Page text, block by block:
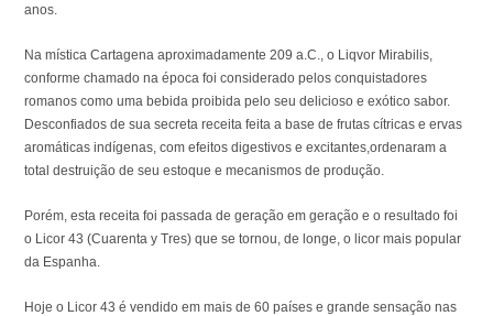
anos.
Na mística Cartagena aproximadamente 209 a.C., o Liqvor Mirabilis,
conforme chamado na época foi considerado pelos conquistadores
romanos como uma bebida proibida pelo seu delicioso e exótico sabor.
Desconfiados de sua secreta receita feita a base de frutas cítricas e ervas
aromáticas indígenas, com efeitos digestivos e excitantes,ordenaram a
total destruição de seu estoque e mecanismos de produção.
Porém, esta receita foi passada de geração em geração e o resultado foi
o Licor 43 (Cuarenta y Tres) que se tornou, de longe, o licor mais popular
da Espanha.
Hoje o Licor 43 é vendido em mais de 60 países e grande sensação nas